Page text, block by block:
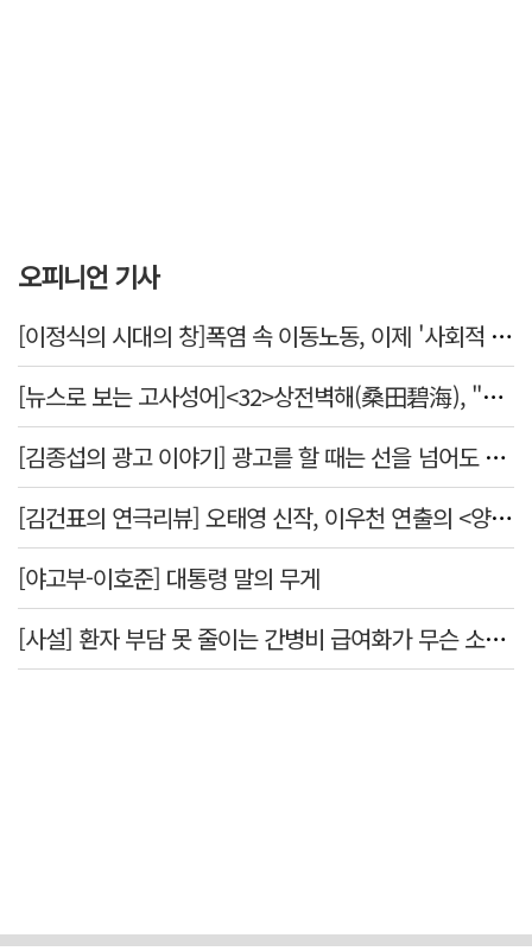
오피니언 기사
[이정식의 시대의 창]폭염 속 이동노동, 이제 '사회적 위험 관리'로 전환할 때
[뉴스로 보는 고사성어]<32>상전벽해(桑田碧海), "뽕나무밭이 푸른 바다가 되었다."
[김종섭의 광고 이야기] 광고를 할 때는 선을 넘어도 좋습니다.
[김건표의 연극리뷰] 오태영 신작, 이우천 연출의 <양은 양순하다>"국민을 온순한 양으로 길들이는 전체주의적 정치의 알레고리"
[야고부-이호준] 대통령 말의 무게
[사설] 환자 부담 못 줄이는 간병비 급여화가 무슨 소용인가